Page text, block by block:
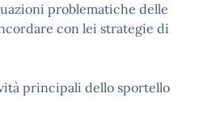
problematiche delle
con lei strategie di
principali dello sportello